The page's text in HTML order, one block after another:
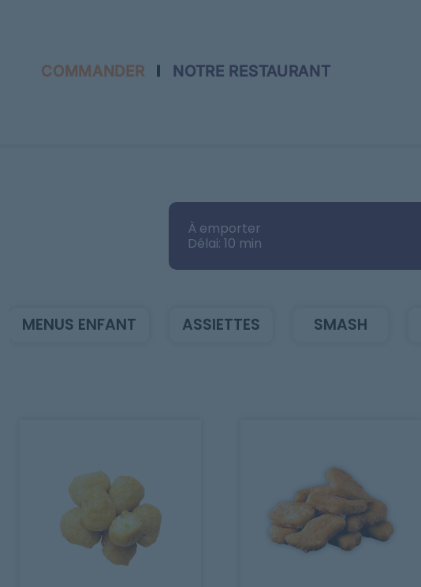
Mon Compte
Notre Restaurant
Zones de Livraison
COMMANDER NOTRE RESTAURANT
À emporter
Délai: 10 min
MENUS ENFANT ASSIETTES SMASH